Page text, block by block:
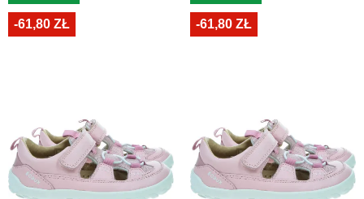
-61,80 ZŁ -61,80 ZŁ